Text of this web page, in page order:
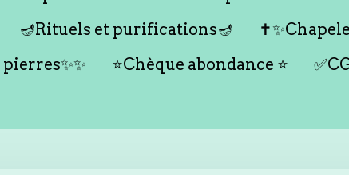
🪔Rituels et purifications🪔
⭐️Chèque abondance ⭐️